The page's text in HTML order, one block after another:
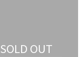
SOLD OUT